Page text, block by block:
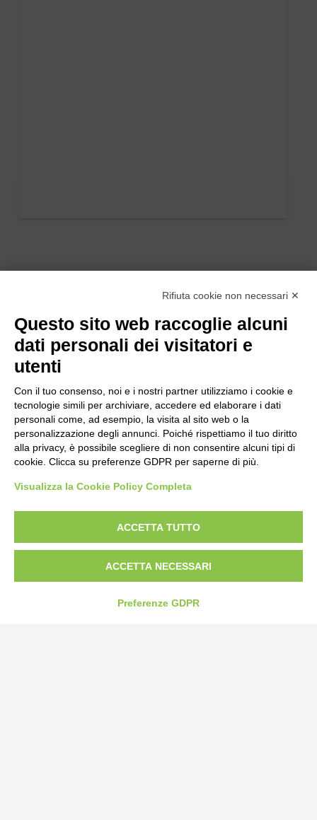
Bogliano Srl
Strada Statale 231 Alba-Bra
Fax: 0172-487399
info@bogliano.it
Rifiuta cookie non necessari ✕
Questo sito web raccoglie alcuni
dati personali dei visitatori e
utenti
Con il tuo consenso, noi e i nostri partner utilizziamo i cookie e
tecnologie simili per archiviare, accedere ed elaborare i dati
personali come, ad esempio, la visita al sito web o la
personalizzazione degli annunci. Poiché rispettiamo il tuo diritto
alla privacy, è possibile scegliere di non consentire alcuni tipi di
cookie. Clicca su preferenze GDPR per saperne di più.
Visualizza la Cookie Policy Completa
ACCETTA TUTTO
ACCETTA NECESSARI
Preferenze GDPR